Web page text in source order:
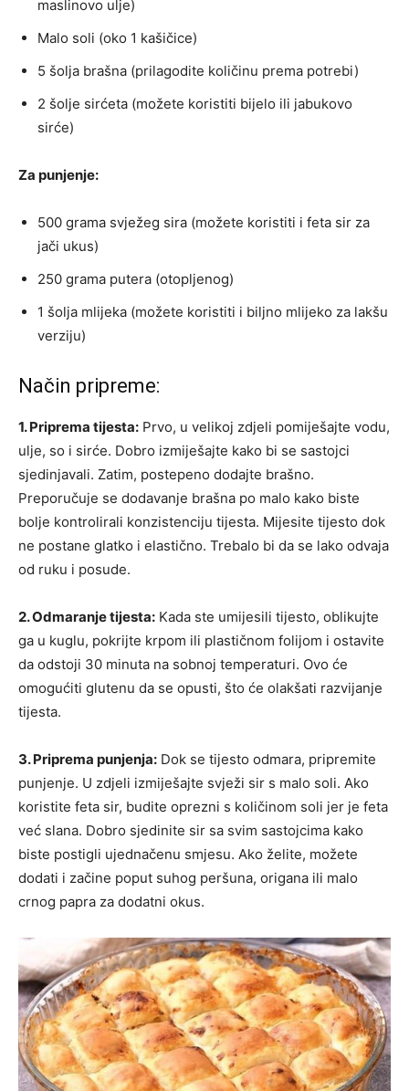
maslinovo ulje)
Malo soli (oko 1 kašičice)
5 šolja brašna (prilagodite količinu prema potrebi)
2 šolje sirćeta (možete koristiti bijelo ili jabukovo
sirće)
Za punjenje:
500 grama svježeg sira (možete koristiti i feta sir za
jači ukus)
250 grama putera (otopljenog)
1 šolja mlijeka (možete koristiti i biljno mlijeko za lakšu
verziju)
Način pripreme:
1. Priprema tijesta: Prvo, u velikoj zdjeli pomiješajte vodu,
ulje, so i sirće. Dobro izmiješajte kako bi se sastojci
sjedinjavali. Zatim, postepeno dodajte brašno.
Preporučuje se dodavanje brašna po malo kako biste
bolje kontrolirali konzistenciju tijesta. Mijesite tijesto dok
ne postane glatko i elastično. Trebalo bi da se lako odvaja
od ruku i posude.
2. Odmaranje tijesta: Kada ste umijesili tijesto, oblikujte
ga u kuglu, pokrijte krpom ili plastičnom folijom i ostavite
da odstoji 30 minuta na sobnoj temperaturi. Ovo će
omogućiti glutenu da se opusti, što će olakšati razvijanje
tijesta.
3. Priprema punjenja: Dok se tijesto odmara, pripremite
punjenje. U zdjeli izmiješajte svježi sir s malo soli. Ako
koristite feta sir, budite oprezni s količinom soli jer je feta
već slana. Dobro sjedinite sir sa svim sastojcima kako
biste postigli ujednačenu smjesu. Ako želite, možete
dodati i začine poput suhog peršuna, origana ili malo
crnog papra za dodatni okus.